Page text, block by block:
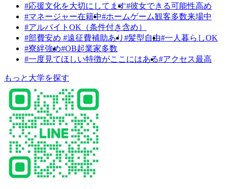
#応援文化を大切にしてます#彼女できる可能性高め
#マネージャー在籍中#ホームゲーム観客多数来場中
#アルバイトOK（条件付き含め）
#部費安め #遠征費補助あり #髪型自由#一人暮らしOK
#寮絆強め#OB起業家多数
#一度見てほしい特徴がここにはある#アクセス最高
もっと大学を探す